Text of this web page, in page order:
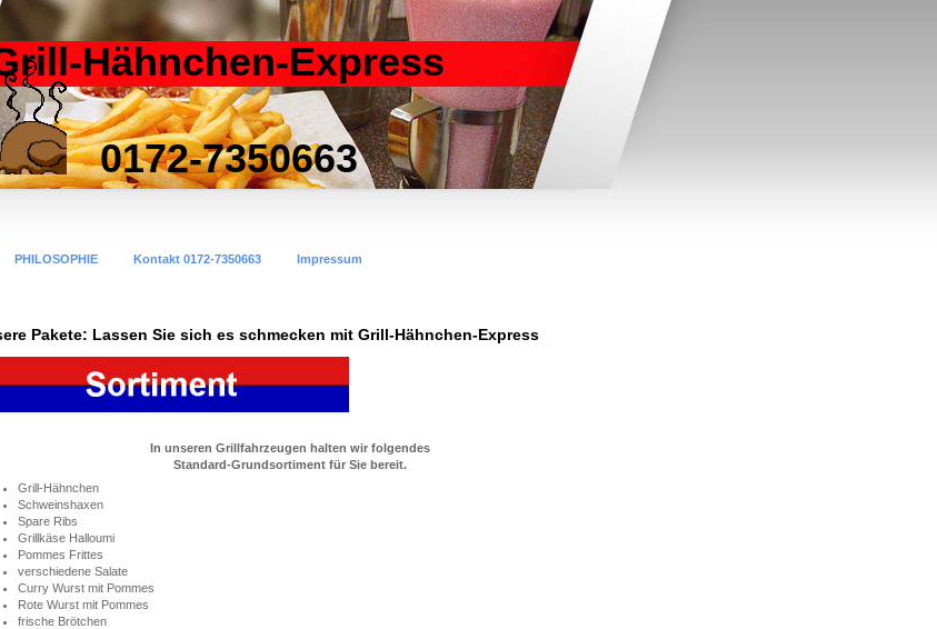
Hähnchen-Express
7350663
PHILOSOPHIE Kontakt 0172-7350663 Impressum
Pakete: Lassen Sie sich es schmecken mit Grill-Hähnchen-Express
In unseren Grillfahrzeugen halten wir folgendes
Standard-Grundsortiment für Sie bereit.
Grill-Hähnchen
Schweinshaxen
Spare Ribs
Grillkäse Halloumi
Pommes Frittes
verschiedene Salate
Curry Wurst mit Pommes
Rote Wurst mit Pommes
frische Brötchen